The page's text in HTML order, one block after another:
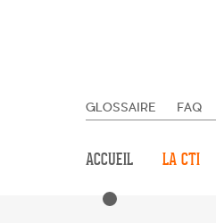
GLOSSAIRE FAQ
ACCUEIL LA CTI